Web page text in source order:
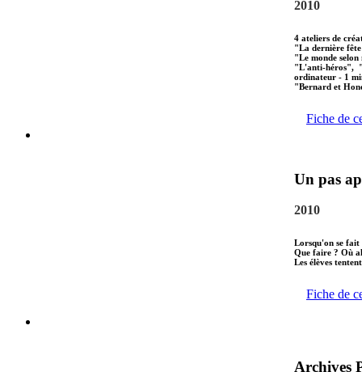
2010
4 ateliers de
"La dernière
"Le monde
"L'anti-héros",
ordinateur - 1
"Bernard et
Fiche de
Un pas
2010
Lorsqu'on se fait
Que faire ? Où
Les élèves
Fiche de
Archives